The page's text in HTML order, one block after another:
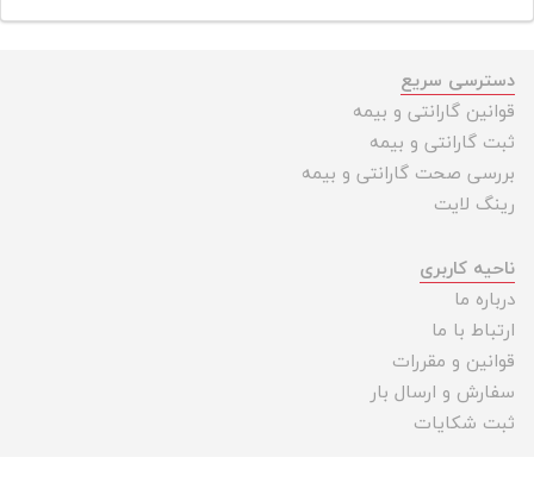
دسترسی سریع
قوانین گارانتی و بیمه
ثبت گارانتی و بیمه
بررسی صحت گارانتی و بیمه
رینگ لایت
ناحیه کاربری
درباره ما
ارتباط با ما
قوانین و مقررات
سفارش و ارسال بار
ثبت شکایات